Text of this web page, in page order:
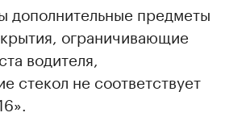
дополнительные предметы
ограничивающие
водителя,
стекол не соответствует